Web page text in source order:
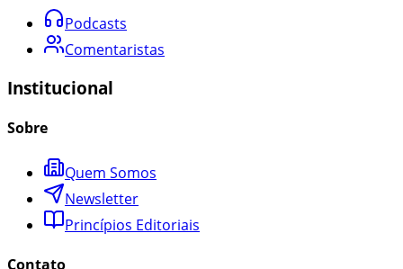
Podcasts
Comentaristas
Institucional
Sobre
Quem Somos
Newsletter
Princípios Editoriais
Contato